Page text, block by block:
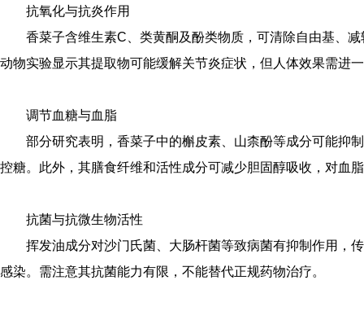
抗氧化与抗炎作用
香菜子含维生素C、类黄酮及酚类物质，可清除自由基、
动物实验显示其提取物可能缓解关节炎症状，但人体效果需进
调节血糖与血脂
部分研究表明，香菜子中的槲皮素、山柰酚等成分可能抑
控糖。此外，其膳食纤维和活性成分可减少胆固醇吸收，对血
抗菌与抗微生物活性
挥发油成分对沙门氏菌、大肠杆菌等致病菌有抑制作用，
感染。需注意其抗菌能力有限，不能替代正规药物治疗。